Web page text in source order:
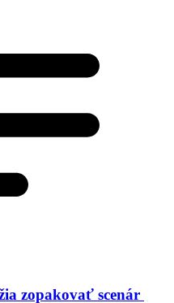
zopakovať scenár